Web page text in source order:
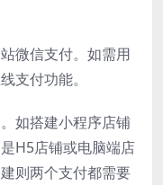
微信支付。如需用
支付功能。
如搭建小程序店铺
H5店铺或电脑端店
则两个支付都需要